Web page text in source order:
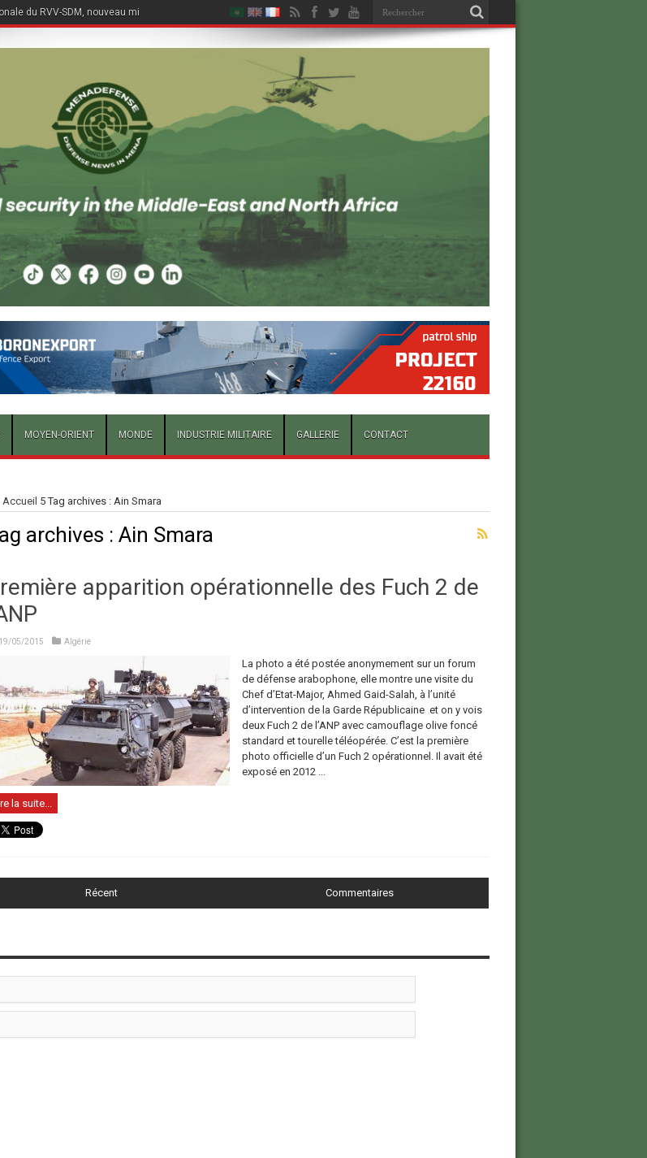
du RVV-SDM, nouveau missile air-air du Su-57E
MOYEN-ORIENT MONDE INDUSTRIE MILITAIRE GALLERIE CONTACT
Accueil 5Tag archives : Ain Smara
archives : Ain Smara
apparition opérationnelle des Fuch 2 de
19/05/2015 Algérie
La photo a été postée anonymement sur un forum
de défense arabophone, elle montre une visite du
Chef d’Etat-Major, Ahmed Gaid-Salah, à l’unité
d’intervention de la Garde Républicaine et on y vois
deux Fuch 2 de l’ANP avec camouflage olive foncé
standard et tourelle téléopérée. C’est la première
photo officielle d’un Fuch 2 opérationnel. Il avait été
exposé en 2012 ...
la suite...
Récent Commentaires